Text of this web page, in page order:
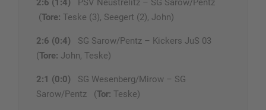
2:6 (1:4)
PSV Neustrelitz – SG Sarow/Pentz
(Tore: Teske (3), Seegert (2), John)
2:6 (0:4) SG Sarow/Pentz – Kickers JuS 03
(Tore: John, Teske)
2:1 (0:0) SG Wesenberg/Mirow – SG
Sarow/Pentz (Tor: Teske)